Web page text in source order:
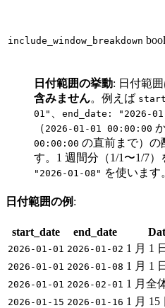
include_window_breakdown
日付範囲の挙動: 日付範
含みません。例えば
01"
end_date: "2026-
（ 2026-01-01 00:00:00
00:00:00 の直前まで）の
す。1 週間分（1/1〜1/7）
"2026-01-08" を使います
日付範囲の例 :
start_date end_date
2026-01-01 2026-01-02 1 月 1
2026-01-01 2026-01-08 1 月 1
2026-01-01 2026-02-01 1 月全
2026-01-15 2026-01-16 1 月 15